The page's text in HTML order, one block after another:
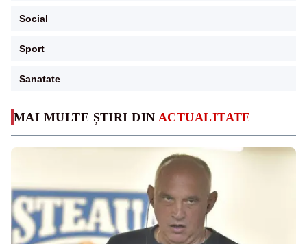
MAI MULTE ȘTIRI DIN ACTUALITATE
Social
Sport
Sanatate